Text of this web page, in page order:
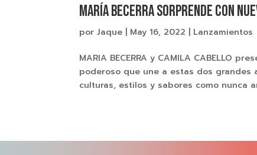
MARÍA BECERRA SORPRENDE CON
porJaque | May 16, 2022 | Lanzamientos
MARIA BECERRA y CAMILA CABELLO
poderoso que une a estas dos
culturas, estilos y sabores como nunca